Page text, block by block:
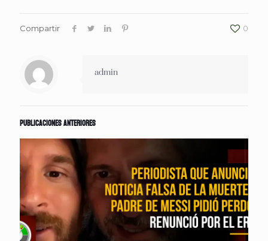
Compartir 0
admin
Publicaciones anteriores